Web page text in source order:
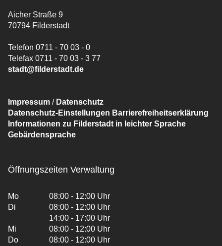
Aicher Straße 9
70794 Filderstadt
Telefon 0711 - 70 03 - 0
Telefax 0711 - 70 03 - 3 77
stadt@filderstadt.de
Impressum / Datenschutz
Datenschutz-Einstellungen Barrierefreiheitserklärung
Informationen zu Filderstadt in leichter Sprache
Gebärdensprache
Öffnungszeiten Verwaltung
Mo
08:00 - 12:00 Uhr
Di
08:00 - 12:00 Uhr
14:00 - 17:00 Uhr
Mi
08:00 - 12:00 Uhr
Do
08:00 - 12:00 Uhr